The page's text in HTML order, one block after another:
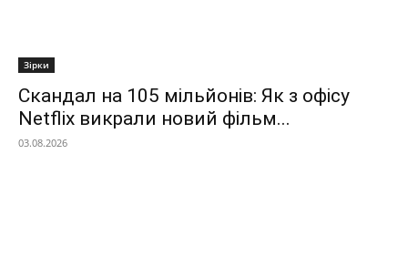
Зірки
Скандал на 105 мільйонів: Як з офісу
Netflix викрали новий фільм...
03.08.2026